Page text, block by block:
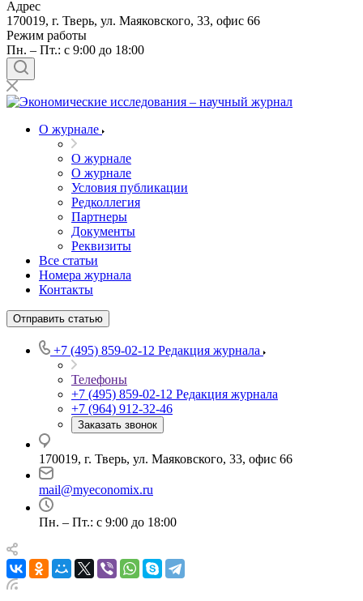
Адрес
170019, г. Тверь, ул. Маяковского, 33, офис 66
Режим работы
Пн. – Пт.: с 9:00 до 18:00
О журнале
О журнале
О журнале
Условия публикации
Редколлегия
Партнеры
Документы
Реквизиты
Все статьи
Номера журнала
Контакты
Отправить статью
+7 (495) 859-02-12 Редакция журнала
Телефоны
+7 (495) 859-02-12 Редакция журнала
+7 (964) 912-32-46
Заказать звонок
170019, г. Тверь, ул. Маяковского, 33, офис 66
mail@myeconomix.ru
Пн. – Пт.: с 9:00 до 18:00